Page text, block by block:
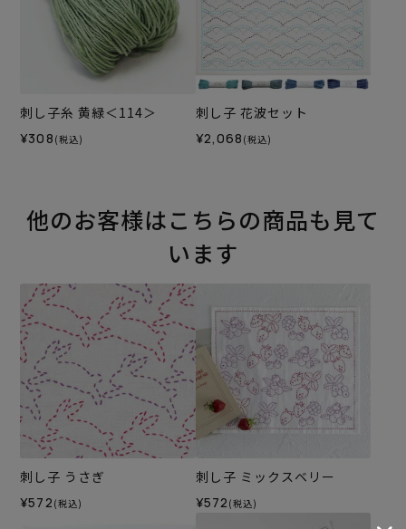
刺し子糸 黄緑＜114＞
¥308 (税込)
刺し子 花波セット
¥2,068 (税込)
他のお客様はこちらの商品も見て
います
刺し子 うさぎ
¥572 (税込)
刺し子 ミックスベリー
¥572 (税込)